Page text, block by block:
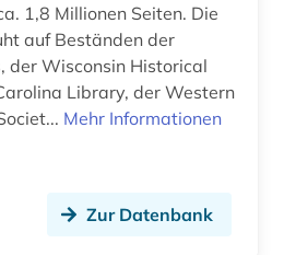
fid geschichtswissenschaft (3)
fid lateinamerika (9)
fid ost-, ostmittel- und südosteuropa (1)
1,8 Millionen Seiten. Die
auf Beständen der
der Wisconsin Historical
Library, der Western
Mehr Informationen
Zur Datenbank